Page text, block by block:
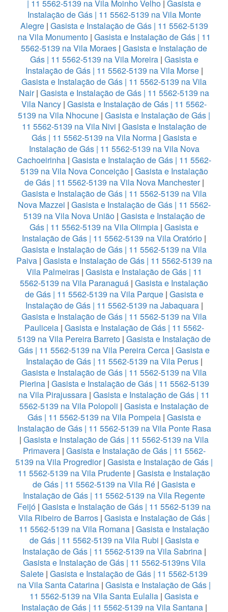
| 11 5562-5139 na Vila Moinho Velho | Gasista e
Instalação de Gás | 11 5562-5139 na Vila Monte
Alegre| Gasista e Instalação de Gás | 11 5562-5139
na Vila Monumento| Gasista e Instalação de Gás | 11
5562-5139 na Vila Moraes | Gasista e Instalação de
Gás | 11 5562-5139 na Vila Moreira| Gasista e
Instalação de Gás | 11 5562-5139 na Vila Morse|
Gasista e Instalação de Gás | 11 5562-5139 na Vila
Nair| Gasista e Instalação de Gás | 11 5562-5139 na
Vila Nancy | Gasista e Instalação de Gás | 11 5562-
5139 na Vila Nhocune | Gasista e Instalação de Gás |
11 5562-5139 na Vila Nivi | Gasista e Instalação de
Gás | 11 5562-5139 na Vila Norma| Gasista e
Instalação de Gás | 11 5562-5139 na Vila Nova
Cachoeirinha | Gasista e Instalação de Gás | 11 5562-
5139 na Vila Nova Conceição| Gasista e Instalação
de Gás | 11 5562-5139 na Vila Nova Manchester|
Gasista e Instalação de Gás | 11 5562-5139 na Vila
Nova Mazzei | Gasista e Instalação de Gás | 11 5562-
5139 na Vila Nova União| Gasista e Instalação de
Gás | 11 5562-5139 na Vila Olimpia | Gasista e
Instalação de Gás | 11 5562-5139 na Vila Oratório |
Gasista e Instalação de Gás | 11 5562-5139 na Vila
Paiva| Gasista e Instalação de Gás | 11 5562-5139 na
Vila Palmeiras| Gasista e Instalação de Gás | 11
5562-5139 na Vila Paranaguá | Gasista e Instalação
de Gás | 11 5562-5139 na Vila Parque| Gasista e
Instalação de Gás | 11 5562-5139 na Jabaquara|
Gasista e Instalação de Gás | 11 5562-5139 na Vila
Pauliceia| Gasista e Instalação de Gás | 11 5562-
5139 na Vila Pereira Barreto | Gasista e Instalação de
Gás | 11 5562-5139 na Vila Pereira Cerca | Gasista e
Instalação de Gás | 11 5562-5139 na Vila Perus|
Gasista e Instalação de Gás | 11 5562-5139 na Vila
Pierina| Gasista e Instalação de Gás | 11 5562-5139
na Vila Pirajussara | Gasista e Instalação de Gás | 11
5562-5139 na Vila Polopoli | Gasista e Instalação de
Gás | 11 5562-5139 na Vila Pompeia| Gasista e
Instalação de Gás | 11 5562-5139 na Vila Ponte Rasa
| Gasista e Instalação de Gás | 11 5562-5139 na Vila
Primavera| Gasista e Instalação de Gás | 11 5562-
5139 na Vila Progredior| Gasista e Instalação de Gás |
11 5562-5139 na Vila Prudente | Gasista e Instalação
de Gás | 11 5562-5139 na Vila Ré | Gasista e
Instalação de Gás | 11 5562-5139 na Vila Regente
Feijó | Gasista e Instalação de Gás | 11 5562-5139 na
Vila Ribeiro de Barros | Gasista e Instalação de Gás |
11 5562-5139 na Vila Romana | Gasista e Instalação
de Gás | 11 5562-5139 na Vila Rubi | Gasista e
Instalação de Gás | 11 5562-5139 na Vila Sabrina|
Gasista e Instalação de Gás | 11 5562-5139ns Vila
Salete | Gasista e Instalação de Gás | 11 5562-5139
na Vila Santa Catarina | Gasista e Instalação de Gás |
11 5562-5139 na Vila Santa Eulalia | Gasista e
Instalação de Gás | 11 5562-5139 na Vila Santana|